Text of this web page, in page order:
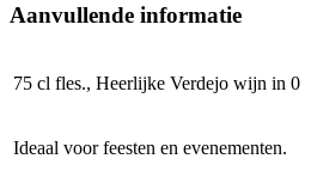
Aanvullende informatie
75 cl fles., Heerlijke Verdejo wijn in 0
Ideaal voor feesten en evenementen.